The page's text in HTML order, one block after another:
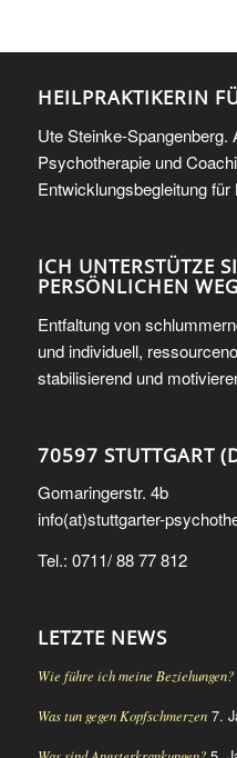
HEILPRAKTIKERIN
Ute Steinke-
Psychotherapie und
Entwicklungsbegleitung
ICH UNTERSTÜTZE
PERSÖNLICHEN
Entfaltung von
und individuell,
stabilisierend und
70597 STUTTGART
Gomaringerstr. 4b
info(at)stuttgarter-
Tel.: 0711/ 88 77 812
LETZTE NEWS
Wie führe ich meine Beziehungen?
Was tun gegen Kopfschmerzen 7.